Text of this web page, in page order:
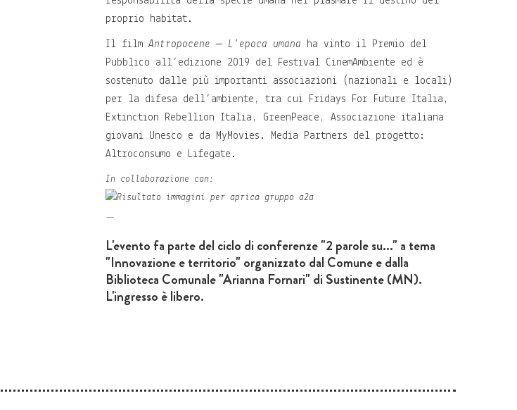
proprio habitat.
Il filmAntropocene – L’epoca umana ha vinto il Premio del
Pubblico all’edizione 2019 del Festival CinemAmbiente ed è
sostenuto dalle più importanti associazioni (nazionali e locali)
per la difesa dell’ambiente, tra cui Fridays For Future Italia,
Extinction Rebellion Italia, GreenPeace, Associazione italiana
giovani Unesco e da MyMovies. Media Partners del progetto:
Altroconsumo e Lifegate.
In collaborazione con:
L'evento fa parte del ciclo di conferenze "2 parole su..." a tema
"Innovazione e territorio" organizzato dal Comune e dalla
Biblioteca Comunale "Arianna Fornari" di Sustinente (MN).
L'ingresso è libero.